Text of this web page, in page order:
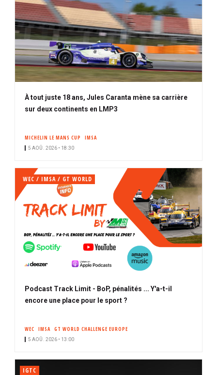
À tout juste 18 ans, Jules Caranta mène sa carrière
sur deux continents en LMP3
MICHELIN LE MANS CUP IMSA
5 AOÛ. 2026 • 18:30
WEC / IMSA / GT WORLD
Podcast Track Limit - BoP, pénalités ... Y'a-t-il
encore une place pour le sport ?
WEC IMSA GT WORLD CHALLENGE EUROPE
5 AOÛ. 2026 • 13:00
IGTC